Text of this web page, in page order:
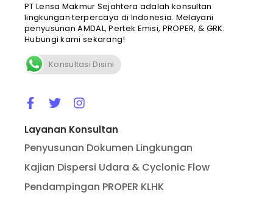
PT Lensa Makmur Sejahtera adalah konsultan
lingkungan terpercaya di Indonesia. Melayani
penyusunan AMDAL, Pertek Emisi, PROPER, & GRK.
Hubungi kami sekarang!
Konsultasi Disini
Layanan Konsultan
Penyusunan Dokumen Lingkungan
Kajian Dispersi Udara & Cyclonic Flow
Pendampingan PROPER KLHK